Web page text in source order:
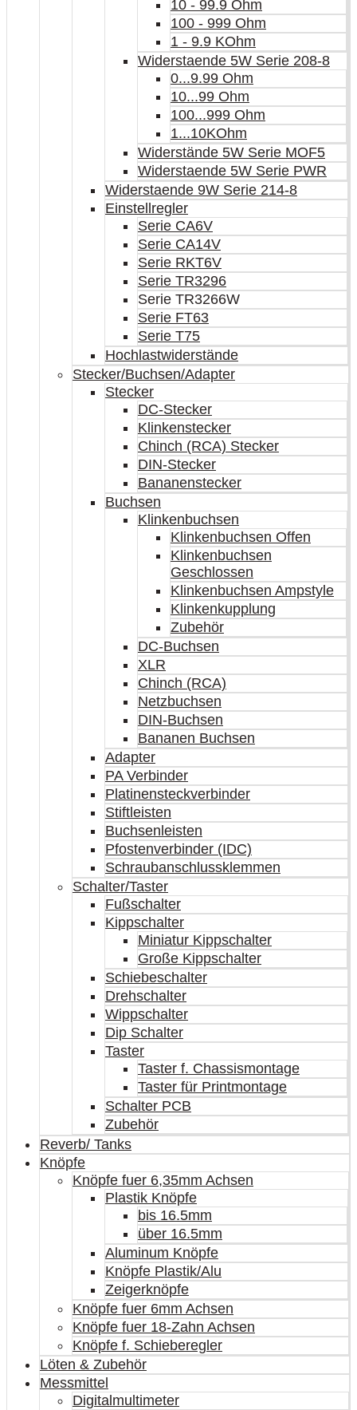
10 - 99.9 Ohm
100 - 999 Ohm
1 - 9.9 KOhm
Widerstaende 5W Serie 208-8
0...9.99 Ohm
10...99 Ohm
100...999 Ohm
1...10KOhm
Widerstände 5W Serie MOF5
Widerstaende 5W Serie PWR
Widerstaende 9W Serie 214-8
Einstellregler
Serie CA6V
Serie CA14V
Serie RKT6V
Serie TR3296
Serie TR3266W
Serie FT63
Serie T75
Hochlastwiderstände
Stecker/Buchsen/Adapter
Stecker
DC-Stecker
Klinkenstecker
Chinch (RCA) Stecker
DIN-Stecker
Bananenstecker
Buchsen
Klinkenbuchsen
Klinkenbuchsen Offen
Klinkenbuchsen
Geschlossen
Klinkenbuchsen Ampstyle
Klinkenkupplung
Zubehör
DC-Buchsen
XLR
Chinch (RCA)
Netzbuchsen
DIN-Buchsen
Bananen Buchsen
Adapter
PA Verbinder
Platinensteckverbinder
Stiftleisten
Buchsenleisten
Pfostenverbinder (IDC)
Schraubanschlussklemmen
Schalter/Taster
Fußschalter
Kippschalter
Miniatur Kippschalter
Große Kippschalter
Schiebeschalter
Drehschalter
Wippschalter
Dip Schalter
Taster
Taster f. Chassismontage
Taster für Printmontage
Schalter PCB
Zubehör
Reverb/ Tanks
Knöpfe
Knöpfe fuer 6,35mm Achsen
Plastik Knöpfe
bis 16.5mm
über 16.5mm
Aluminum Knöpfe
Knöpfe Plastik/Alu
Zeigerknöpfe
Knöpfe fuer 6mm Achsen
Knöpfe fuer 18-Zahn Achsen
Knöpfe f. Schieberegler
Löten & Zubehör
Messmittel
Digitalmultimeter